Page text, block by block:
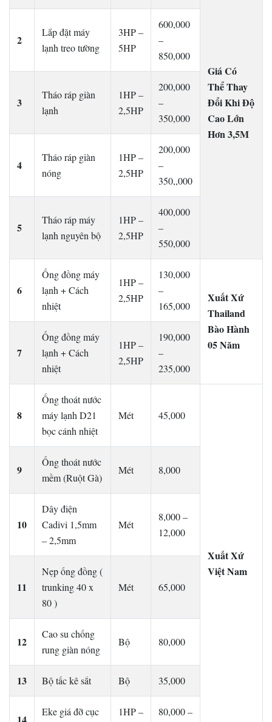
Giá Có
Thể Thay
Đổi Khi Độ
Cao Lớn
Hơn 3,5M
2
Lắp đặt máy
lạnh treo tường
3HP –
5HP
600,000
–
850,000
3
Tháo ráp giàn
lạnh
1HP –
2,5HP
200,000
–
350,000
4
Tháo ráp giàn
nóng
1HP –
2,5HP
200,000
–
350,,000
5
Tháo ráp máy
lạnh nguyên bộ
1HP –
2,5HP
400,000
–
550,000
6
Ống đồng máy
lạnh + Cách
nhiệt
1HP –
2,5HP
130,000
–
165,000
Xuất Xứ
Thailand
Bào Hành
05 Năm
7
Ống đồng máy
lạnh + Cách
nhiệt
1HP –
2,5HP
190,000
–
235,000
8
Ống thoát nước
máy lạnh D21
bọc cánh nhiệt
Mét 45,000
Xuất Xứ
Việt Nam
9
Ống thoát nước
mềm (Ruột Gà)
Mét 8,000
10
Dây điện
Cadivi 1,5mm
– 2,5mm
Mét
8,000 –
12,000
11
Nẹp ống đồng (
trunking 40 x
80 )
Mét 65,000
12
Cao su chống
rung giàn nóng
Bộ 80,000
13 Bộ tấc kê sắt Bộ 35,000
14
Eke giá đỡ cục
1HP –
80,000 –